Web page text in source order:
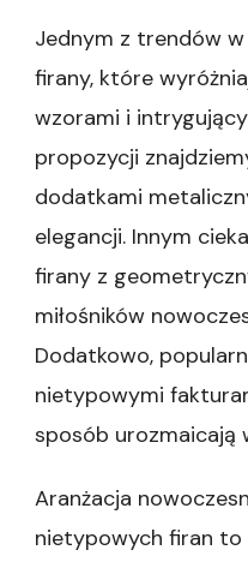
Jednym z trendów
firany, które
wzorami i
propozycji
dodatkami
elegancji. Innym
firany z
miłośników
Dodatkowo,
nietypowymi
sposób urozmaicają
Aranżacja
nietypowych firan